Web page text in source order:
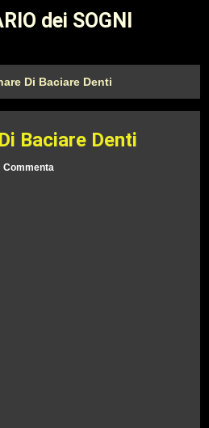
principale
dei SOGNI
Di Baciare Denti
Baciare Denti
Commenta